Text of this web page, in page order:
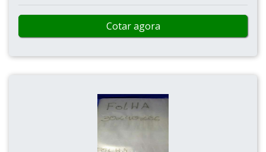
Cotar agora